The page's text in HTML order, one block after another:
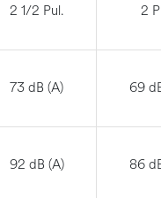
2 1/2 Pul. 2
73 dB (A) 69
92 dB (A) 86